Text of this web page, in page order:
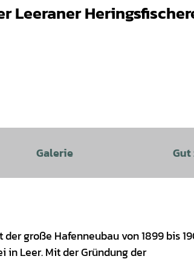
Leeraner
Galerie Gut
große Hafenneubau von 1899 bis
Leer. Mit der Gründung der